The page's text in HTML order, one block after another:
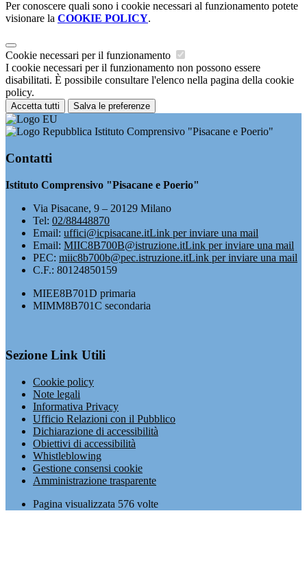
Per conoscere quali sono i cookie necessari al funzionamento potete
visionare la COOKIE POLICY.
Cookie necessari per il funzionamento
I cookie necessari per il funzionamento non possono essere
disabilitati. È possibile consultare l'elenco nella pagina della cookie
policy.
Accetta tutti Salva le preferenze
Istituto Comprensivo "Pisacane e Poerio"
Contatti
Istituto Comprensivo "Pisacane e Poerio"
Via Pisacane, 9 – 20129 Milano
Tel: 02/88448870
Email: uffici@icpisacane.itLink per inviare una mail
Email: MIIC8B700B@istruzione.itLink per inviare una mail
PEC: miic8b700b@pec.istruzione.itLink per inviare una mail
C.F.: 80124850159
MIEE8B701D primaria
MIMM8B701C secondaria
Sezione Link Utili
Cookie policy
Note legali
Informativa Privacy
Ufficio Relazioni con il Pubblico
Dichiarazione di accessibilità
Obiettivi di accessibilità
Whistleblowing
Gestione consensi cookie
Amministrazione trasparente
Pagina visualizzata 576 volte